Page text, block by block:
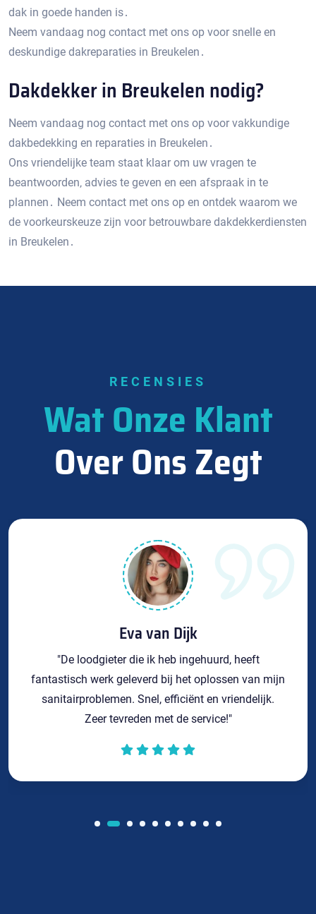
dak in goede handen is․
Neem vandaag nog contact met ons op voor snelle en
deskundige dakreparaties in Breukelen․
Dakdekker in Breukelen nodig?
Neem vandaag nog contact met ons op voor vakkundige
dakbedekking en reparaties in Breukelen․
Ons vriendelijke team staat klaar om uw vragen te
beantwoorden‚ advies te geven en een afspraak in te
plannen․ Neem contact met ons op en ontdek waarom we
de voorkeurskeuze zijn voor betrouwbare dakdekkerdiensten
in Breukelen․
RECENSIES
Wat Onze Klant
Over Ons Zegt
Eva van Dijk
"De loodgieter die ik heb ingehuurd, heeft
fantastisch werk geleverd bij het oplossen van mijn
sanitairproblemen. Snel, efficiënt en vriendelijk.
Zeer tevreden met de service!"